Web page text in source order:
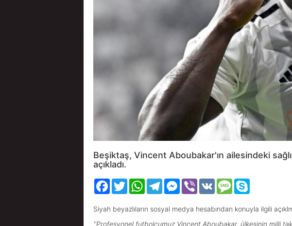
Beşiktaş, Vincent Aboubakar'ın ailesindeki
açıkladı.
Facebook
TwitterWhatsAppTelegramMessenger
Viber VK Message
Siyah beyazlıların sosyal medya hesabından konuyla ilgili
''Profesyonel futbolcumuz Vincent Aboubakar, ülkesinin milli